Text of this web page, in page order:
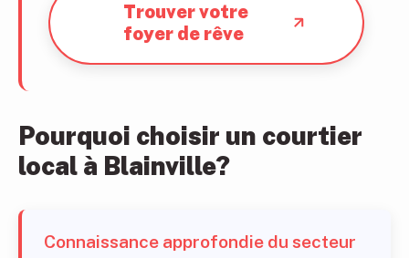
Trouver votre
foyer de rêve
Pourquoi choisir un courtier
local à Blainville?
Connaissance approfondie du secteur